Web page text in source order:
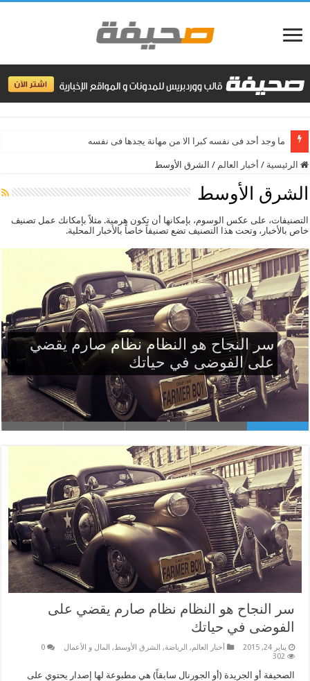
ما وجد أحد فى نفسه كبرا الا من مهانة يجدها فى نفسه
الرئيسية / أخبار العالم / الشرق الأوسط
الشرق الأوسط
التصنيفات، على عكس الوسوم، بإمكانها أن تكون هرمية. مثلاً بإمكانك عمل تصنيف
خاص بالأخبار، وتحت هذا التصنيف تضع تصنيفاً خاصاً بالأخبار المحلية.
سر النجاح هو النظام نظام صارم يقضي
على الفوضى في حياتك
سر النجاح هو النظام نظام صارم يقضي على
الفوضى في حياتك
يناير 24, 2015 أخبار العالم, الرياضة, الشرق الأوسط, المال و الأعمال
0
302
الصحيفة أو الجريدة (أو الجورنال سابقاً) هي مطبوعة لها إصدار يحتوي على